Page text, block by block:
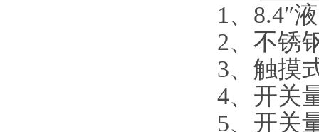
1、8.4″
2、不锈
3、触摸
4、开关
5、开关